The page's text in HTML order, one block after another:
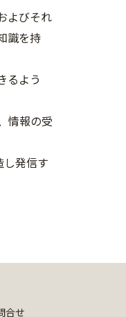
よびそれ
識を持
るよう
情報の受
発信す
合せ